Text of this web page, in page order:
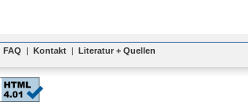
FAQ | Kontakt | Literatur + Quellen